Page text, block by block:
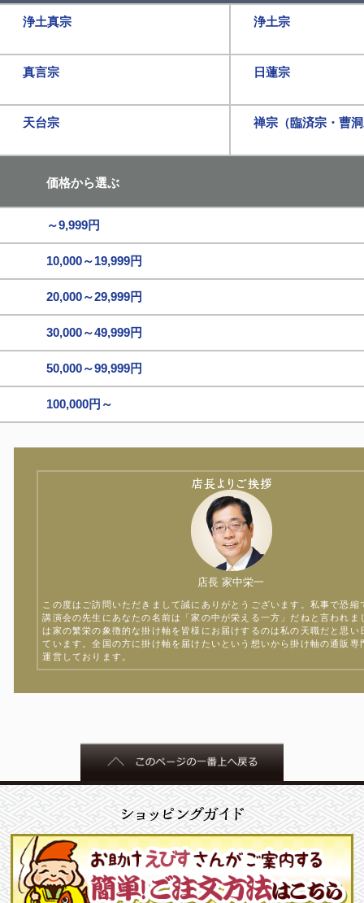
浄土真宗 浄土宗
真言宗 日蓮宗
天台宗 禅宗（臨済宗・曹
価格から選ぶ
～9,999円
10,000～19,999円
20,000～29,999円
30,000～49,999円
50,000～99,999円
100,000円～
店長 家中栄一
この度はご訪問いただきまして誠にありがとうございます。私事で恐縮
講演会の先生にあなたの名前は「家の中が栄える一方」だねと言われま
は家の繁栄の象徴的な掛け軸を皆様にお届けするのは私の天職だと思い
ています。全国の方に掛け軸を届けたいという想いから掛け軸の通販専
運営しております。